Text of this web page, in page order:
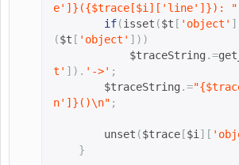
e' ]} ({$trace [$i ][ 'line' ]}): "
if(isset ($t [ 'object'
($t [ 'object' ]))
$traceString .=
t' ]). '->' ;
$traceString .="{
n' ]} ()\n" ;
unset ($trace [$i ][
}